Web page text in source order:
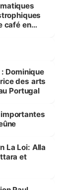
café en
Dominique
des arts
Portugal
La Loi: Alla
et